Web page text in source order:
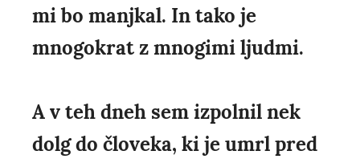
mi bo manjkal. In tako je
mnogokrat z mnogimi ljudmi.
A v teh dneh sem izpolnil nek
dolg do človeka, ki je umrl pred